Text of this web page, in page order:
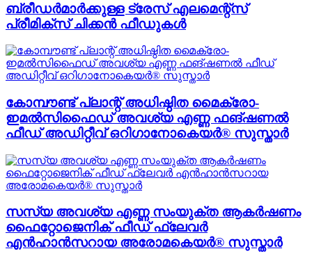
ബ്രീഡർമാർക്കുള്ള ട്രേസ് എലമെന്റ്സ്
പ്രീമിക്സ് ചിക്കൻ ഫീഡുകൾ
കോമ്പൗണ്ട് പ്ലാന്റ് അധിഷ്ഠിത മൈക്രോ-
ഇമൽസിഫൈഡ് അവശ്യ എണ്ണ ഫങ്ഷണൽ
ഫീഡ് അഡിറ്റീവ് ഒറിഗാനോകെയർ® സുസ്താർ
സസ്യ അവശ്യ എണ്ണ സംയുക്ത ആകർഷണം
ഫൈറ്റോജെനിക് ഫീഡ് ഫ്ലേവർ
എൻഹാൻസറായ അരോമകെയർ® സുസ്താർ